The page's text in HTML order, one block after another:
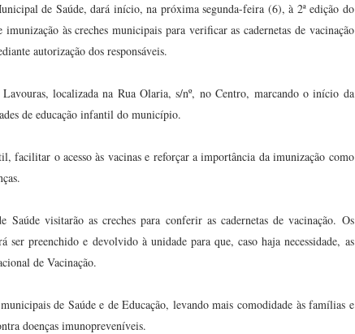
de Saúde, dará início, na próxima segunda-feira (6), à 2ª edição do
às creches municipais para verificar as cadernetas de vacinação
autorização dos responsáveis.
localizada na Rua Olaria, s/nº, no Centro, marcando o início da
de educação infantil do município.
o acesso às vacinas e reforçar a importância da imunização como
visitarão as creches para conferir as cadernetas de vacinação. Os
ser preenchido e devolvido à unidade para que, caso haja necessidade, as
de Vacinação.
de Saúde e de Educação, levando mais comodidade às famílias e
doenças imunopreveníveis.